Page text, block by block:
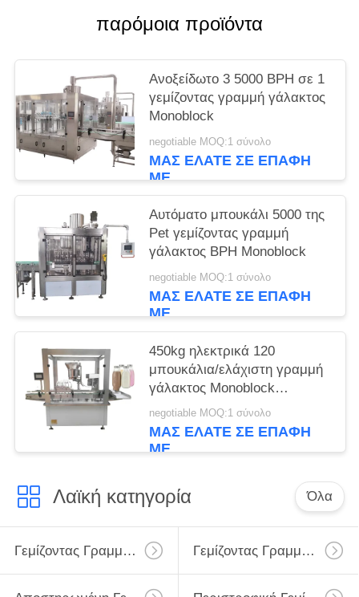
παρόμοια προϊόντα
Ανοξείδωτο 3 5000 BPH σε 1
γεμίζοντας γραμμή γάλακτος
Monoblock
negotiable MOQ:1 σύνολο
ΜΑΣ ΕΛΆΤΕ ΣΕ ΕΠΑΦΉ
ΜΕ
Αυτόματο μπουκάλι 5000 της
Pet γεμίζοντας γραμμή
γάλακτος BPH Monoblock
negotiable MOQ:1 σύνολο
ΜΑΣ ΕΛΆΤΕ ΣΕ ΕΠΑΦΉ
ΜΕ
450kg ηλεκτρικά 120
μπουκάλια/ελάχιστη γραμμή
γάλακτος Monoblock
γεμίζοντας
negotiable MOQ:1 σύνολο
ΜΑΣ ΕΛΆΤΕ ΣΕ ΕΠΑΦΉ
ΜΕ
Λαϊκή κατηγορία Όλα
Γεμίζοντας Γραμμή Γάλακτος Γεμίζοντας Γραμμή Γάλακτος Monoblock